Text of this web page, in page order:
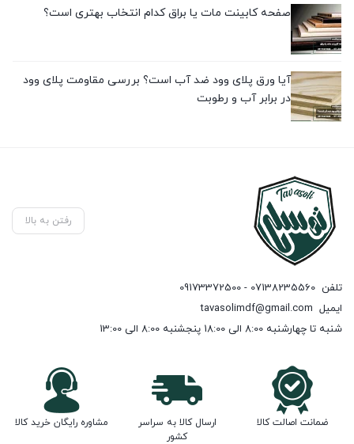
صفحه کابینت مات یا براق کدام انتخاب بهتری است؟
آیا ورق پلای وود ضد آب است؟ بررسی مقاومت پلای وود
در برابر آب و رطوبت
رفتن به بالا
تلفن 07138235560 - 09173372500
ایمیل tavasolimdf@gmail.com
شنبه تا چهارشنبه 8:00 الی 18:00 پنجشنبه 8:00 الی 13:00
ضمانت اصالت کالا
ارسال کالا به سراسر
کشور
مشاوره رایگان خرید کالا